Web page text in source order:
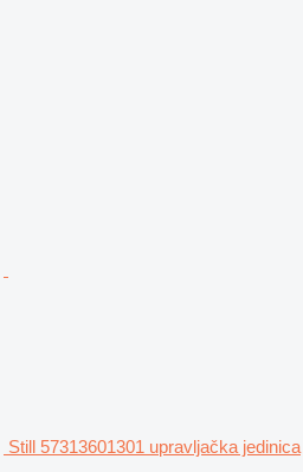
Still 57313601301 upravljačka jedinica